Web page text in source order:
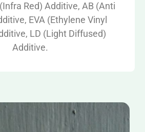
Red) Additive, AB (Anti
EVA (Ethylene Vinyl
LD (Light Diffused)
Additive.